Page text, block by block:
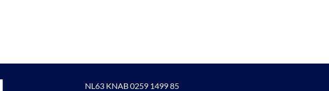
NL63 KNAB 0259 1499 85